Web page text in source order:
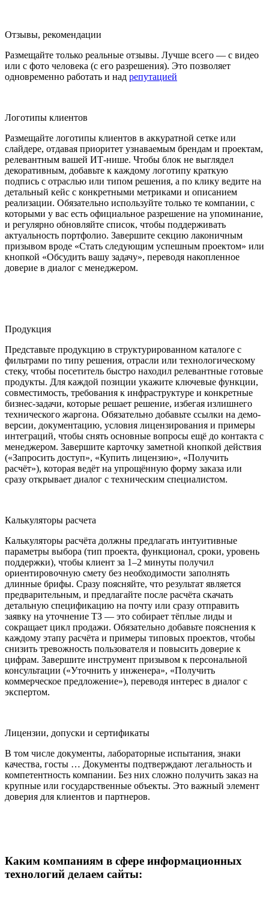
Отзывы, рекомендации
Размещайте только реальные отзывы. Лучше всего — с видео
или с фото человека (с его разрешения). Это позволяет
одновременно работать и над репутацией
Логотипы клиентов
Размещайте логотипы клиентов в аккуратной сетке или
слайдере, отдавая приоритет узнаваемым брендам и проектам,
релевантным вашей ИТ-нише. Чтобы блок не выглядел
декоративным, добавьте к каждому логотипу краткую
подпись с отраслью или типом решения, а по клику ведите на
детальный кейс с конкретными метриками и описанием
реализации. Обязательно используйте только те компании, с
которыми у вас есть официальное разрешение на упоминание,
и регулярно обновляйте список, чтобы поддерживать
актуальность портфолио. Завершите секцию лаконичным
призывом вроде «Стать следующим успешным проектом» или
кнопкой «Обсудить вашу задачу», переводя накопленное
доверие в диалог с менеджером.
Продукция
Представьте продукцию в структурированном каталоге с
фильтрами по типу решения, отрасли или технологическому
стеку, чтобы посетитель быстро находил релевантные готовые
продукты. Для каждой позиции укажите ключевые функции,
совместимость, требования к инфраструктуре и конкретные
бизнес-задачи, которые решает решение, избегая излишнего
технического жаргона. Обязательно добавьте ссылки на демо-
версии, документацию, условия лицензирования и примеры
интеграций, чтобы снять основные вопросы ещё до контакта с
менеджером. Завершите карточку заметной кнопкой действия
(«Запросить доступ», «Купить лицензию», «Получить
расчёт»), которая ведёт на упрощённую форму заказа или
сразу открывает диалог с техническим специалистом.
Калькуляторы расчета
Калькуляторы расчёта должны предлагать интуитивные
параметры выбора (тип проекта, функционал, сроки, уровень
поддержки), чтобы клиент за 1–2 минуты получил
ориентировочную смету без необходимости заполнять
длинные брифы. Сразу поясняйте, что результат является
предварительным, и предлагайте после расчёта скачать
детальную спецификацию на почту или сразу отправить
заявку на уточнение ТЗ — это собирает тёплые лиды и
сокращает цикл продажи. Обязательно добавьте пояснения к
каждому этапу расчёта и примеры типовых проектов, чтобы
снизить тревожность пользователя и повысить доверие к
цифрам. Завершите инструмент призывом к персональной
консультации («Уточнить у инженера», «Получить
коммерческое предложение»), переводя интерес в диалог с
экспертом.
Лицензии, допуски и сертификаты
В том числе документы, лабораторные испытания, знаки
качества, госты … Документы подтверждают легальность и
компетентность компании. Без них сложно получить заказ на
крупные или государственные объекты. Это важный элемент
доверия для клиентов и партнеров.
Каким компаниям в сфере информационных
технологий делаем сайты: